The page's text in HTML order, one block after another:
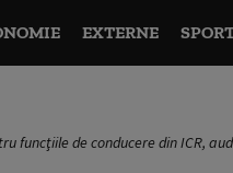
EXTERNE
funcţiile de conducere din ICR,